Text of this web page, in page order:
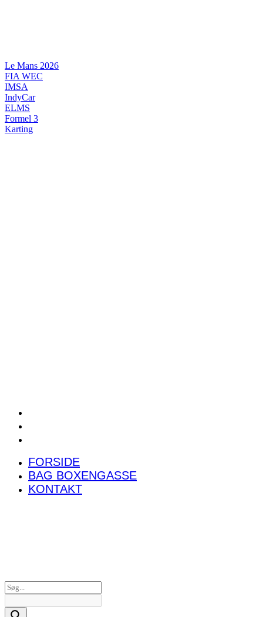
Le Mans 2026
FIA WEC
IMSA
IndyCar
ELMS
Formel 3
Karting
FORSIDE
BAG BOXENGASSE
KONTAKT